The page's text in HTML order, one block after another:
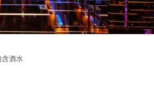
酒水